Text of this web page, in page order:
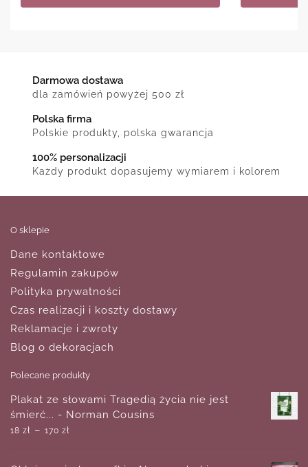
Darmowa dostawa
dla zamówień powyżej 500 zł
Polska firma
Polskie produkty, polska gwarancja
100% personalizacji
Każdy produkt dopasujemy wymiarem i kolorem
O sklepie
Dane kontaktowe
Regulamin zakupów
Polityka prywatności
Czas realizacji i koszty dostawy
Reklamacje i zwroty
Blog o dekoracjach
Polecane produkty
Plakat ze słowami Tragedią życia nie jest
śmierć... - Norman Cousins
18 zł – 170 zł